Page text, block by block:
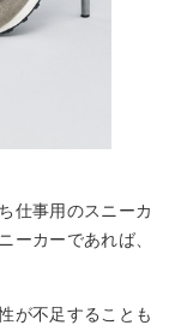
仕事用のスニーカ
ーカーであれば、
が不足することも